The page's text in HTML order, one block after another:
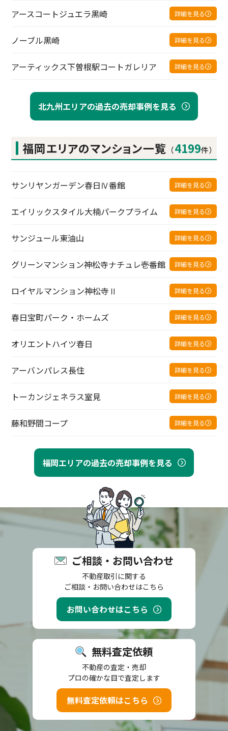
北九州エリアの過去の売却事例を見る
アースコートジュエラ黒崎 詳細を見る
ノーブル黒崎 詳細を見る
アーティックス下曽根駅コートガレリア 詳細を見る
福岡エリアの過去の売却事例を見る
福岡エリアのマンション一覧 （4199件）
サンリヤンガーデン春日Ⅳ番館 詳細を見る
エイリックスタイル大楠パークプライム 詳細を見る
サンジュール東油山 詳細を見る
グリーンマンション神松寺ナチュレ壱番館 詳細を見る
ロイヤルマンション神松寺Ⅱ 詳細を見る
春日宝町パーク・ホームズ 詳細を見る
オリエントハイツ春日 詳細を見る
アーバンパレス長住 詳細を見る
トーカンジェネラス室見 詳細を見る
藤和野間コープ 詳細を見る
ご相談・お問い合わせ
不動産取引に関する
ご相談・お問い合わせはこちら
お問い合わせはこちら
無料査定依頼
不動産の査定・売却
プロの確かな目で査定します
無料査定依頼はこちら